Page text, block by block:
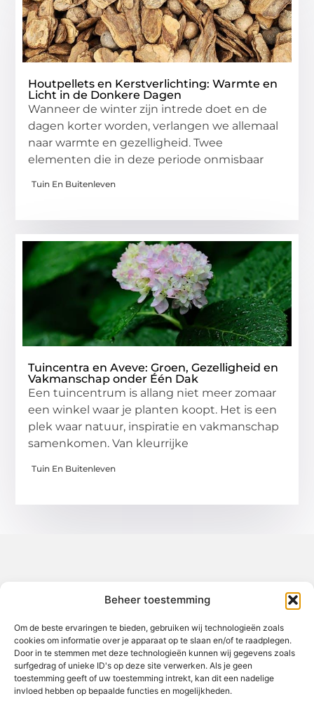
Beheer toestemming
Om de beste ervaringen te bieden, gebruiken wij technologieën zoals
cookies om informatie over je apparaat op te slaan en/of te raadplegen.
Door in te stemmen met deze technologieën kunnen wij gegevens zoals
surfgedrag of unieke ID's op deze site verwerken. Als je geen
toestemming geeft of uw toestemming intrekt, kan dit een nadelige
invloed hebben op bepaalde functies en mogelijkheden.
Houtpellets en Kerstverlichting: Warmte en
Licht in de Donkere Dagen
Wanneer de winter zijn intrede doet en de
dagen korter worden, verlangen we allemaal
naar warmte en gezelligheid. Twee
elementen die in deze periode onmisbaar
Tuin En Buitenleven
Tuincentra en Aveve: Groen, Gezelligheid en
Vakmanschap onder Één Dak
Een tuincentrum is allang niet meer zomaar
een winkel waar je planten koopt. Het is een
plek waar natuur, inspiratie en vakmanschap
samenkomen. Van kleurrijke
Tuin En Buitenleven
Jouw gids voor inspiratie en tips uit het dagelijks leven.
Ontdek een brede verzameling blogs en artikelen die je helpen
om het meeste uit elke dag te halen, met praktische adviezen
en verrassende inzichten.
Bericht categorie